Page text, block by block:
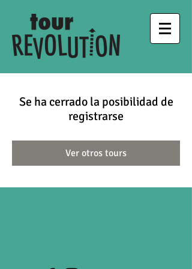
Se ha cerrado la posibilidad de
registrarse
Ver otros tours